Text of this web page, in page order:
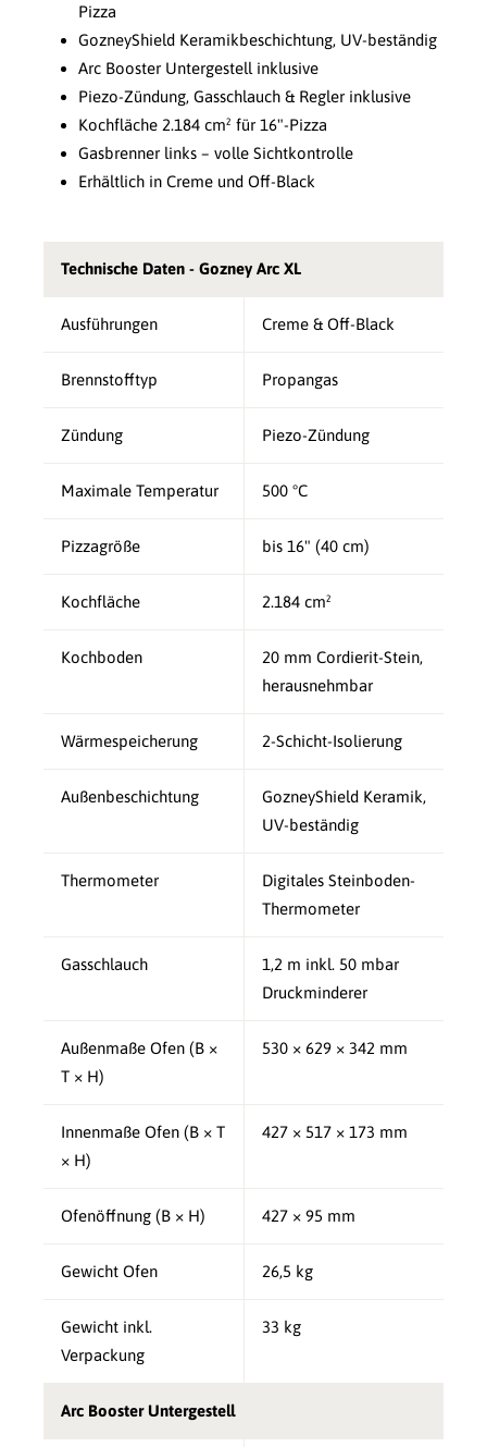
Pizza
GozneyShield Keramikbeschichtung, UV-beständig
Arc Booster Untergestell inklusive
Piezo-Zündung, Gasschlauch & Regler inklusive
Kochfläche 2.184 cm² für 16"-Pizza
Gasbrenner links – volle Sichtkontrolle
Erhältlich in Creme und Off-Black
Technische Daten - Gozney Arc XL
Ausführungen Creme & Off-Black
Brennstofftyp Propangas
Zündung Piezo-Zündung
Maximale Temperatur 500 °C
Pizzagröße bis 16" (40 cm)
Kochfläche 2.184 cm²
Kochboden
20 mm Cordierit-Stein,
herausnehmbar
Wärmespeicherung 2-Schicht-Isolierung
Außenbeschichtung
GozneyShield Keramik,
UV-beständig
Thermometer
Digitales Steinboden-
Thermometer
Gasschlauch
1,2 m inkl. 50 mbar
Druckminderer
Außenmaße Ofen (B ×
T × H)
530 × 629 × 342 mm
Innenmaße Ofen (B × T
× H)
427 × 517 × 173 mm
Ofenöffnung (B × H) 427 × 95 mm
Gewicht Ofen 26,5 kg
Gewicht inkl.
Verpackung
33 kg
Arc Booster Untergestell